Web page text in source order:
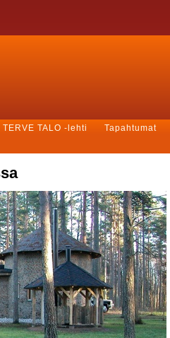
TERVE TALO -lehti
Tapahtumat